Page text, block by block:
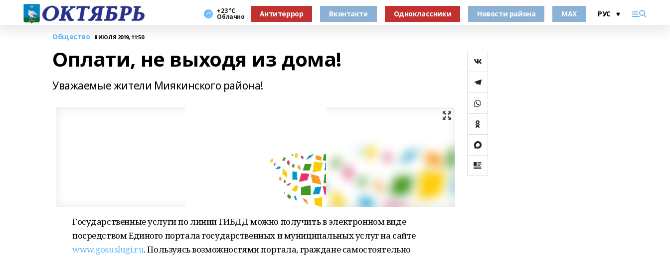
+23 °С
Облачно Антитеррор Вконтакте Одноклассники Новости района MAX
Общество 8 ИЮЛЯ 2019, 11:50
Оплати, не выходя из дома!
Уважаемые жители Миякинского района!
Государственные услуги по линии ГИБДД можно получить в электронном виде
посредством Единого портала государственных и муниципальных услуг на сайте
www.gosuslugi.ru. Пользуясь возможностями портала, граждане самостоятельно